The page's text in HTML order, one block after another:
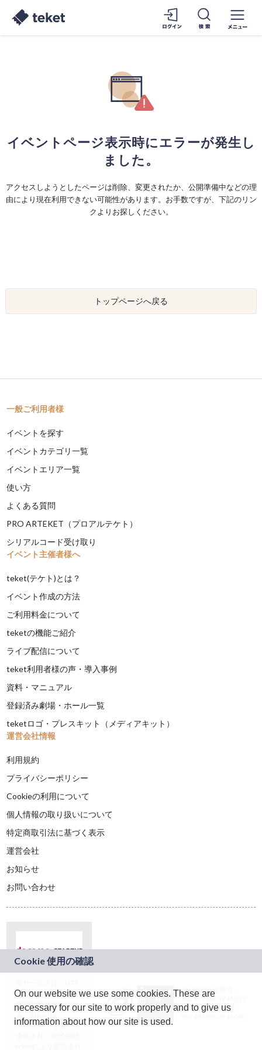
イベントページ表示時にエラーが発生し
ました。
アクセスしようとしたページは削除、変更されたか、公開準備中などの理
由により現在利用できない可能性があります。お手数ですが、下記のリン
クよりお探しください。
トップページへ戻る
一般ご利用者様
イベントを探す
イベントカテゴリ一覧
イベントエリア一覧
使い方
よくある質問
PRO ARTEKET（プロアルテケト）
シリアルコード受け取り
イベント主催者様へ
teket(テケト)とは？
イベント作成の方法
ご利用料金について
teketの機能ご紹介
ライブ配信について
teket利用者様の声・導入事例
資料・マニュアル
登録済み劇場・ホール一覧
teketロゴ・プレスキット（メディアキット）
運営会社情報
利用規約
プライバシーポリシー
Cookieの利用について
個人情報の取り扱いについて
特定商取引法に基づく表示
運営会社
お知らせ
お問い合わせ
ドコモグループの新
規事業創出プログラ
ム「docomo
STARTUP」を通じて
JASRAC許諾番号：
9024936001Y45037
JASRAC許諾番号：
On our website we use some cookies. These are
necessary for our site to work properly and to give us
information about how our site is used.